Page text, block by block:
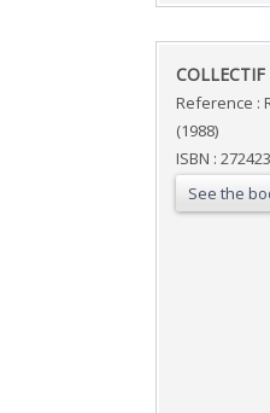
‎COLLECTIF‎
Reference :
(1988)
ISBN :
See the